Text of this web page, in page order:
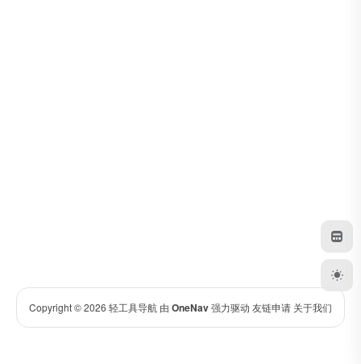
Copyright © 2026 轻工具导航 由 OneNav强力驱动 友链申请 关于我们